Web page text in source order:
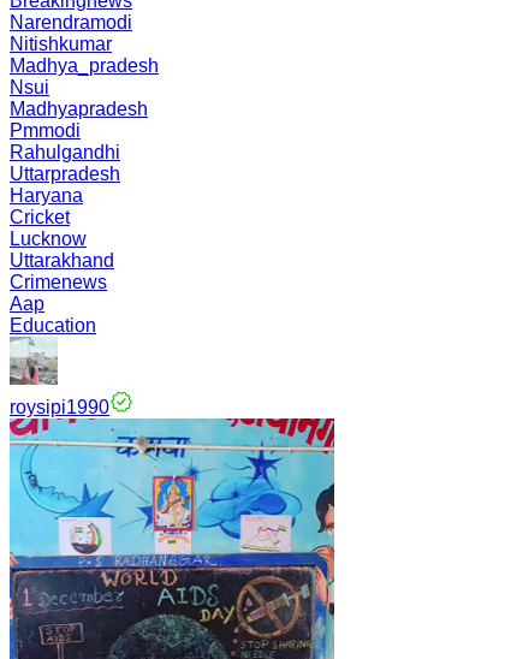
Narendramodi
Nitishkumar
Madhya_pradesh
Nsui
Madhyapradesh
Pmmodi
Rahulgandhi
Uttarpradesh
Haryana
Cricket
Lucknow
Uttarakhand
Crimenews
Aap
Education
roysipi1990